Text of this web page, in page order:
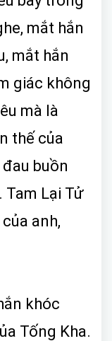
mắt hắn
mắt hắn
giác không
mà là
thế của
buồn
Tam Lại Tử
anh,
khóc
Tống Kha.